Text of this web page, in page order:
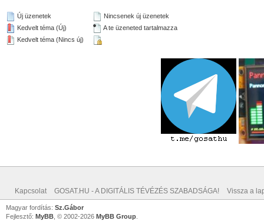
Új üzenetek
Kedvelt téma (Új)
Kedvelt téma (Nincs új)
Nincsenek új üzenetek
A te üzeneted tartalmazza
Kapcsolat GOSAT.HU - A DIGITÁLIS TÉVÉZÉS SZABADSÁGA! Vissza a
Magyar fordítás: Sz.Gábor
Fejlesztő: MyBB , © 2002-2026 MyBB Group